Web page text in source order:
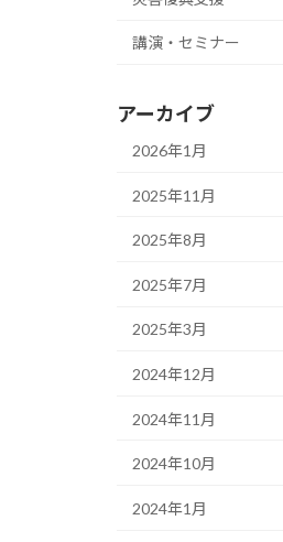
講演・セミナー
アーカイブ
2026年1月
2025年11月
2025年8月
2025年7月
2025年3月
2024年12月
2024年11月
2024年10月
2024年1月